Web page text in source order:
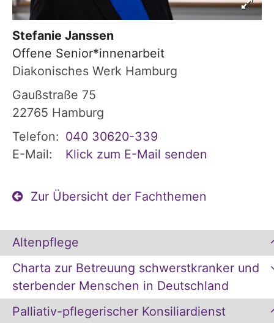
Stefanie Janssen
Offene Senior*innenarbeit
Diakonisches Werk Hamburg
Gaußstraße 75
22765 Hamburg
Telefon: 040 30620-339
E-Mail:
Klick zum E-Mail senden
Zur Übersicht der Fachthemen
Altenpflege
Charta zur Betreuung schwerstkranker und
sterbender Menschen in Deutschland
Palliativ-pflegerischer Konsiliardienst